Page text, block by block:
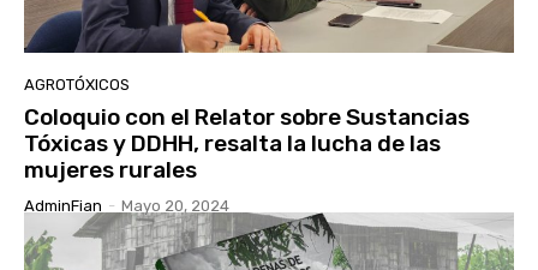
AGROTÓXICOS
Coloquio con el Relator sobre Sustancias
Tóxicas y DDHH, resalta la lucha de las
mujeres rurales
AdminFian - Mayo 20, 2024